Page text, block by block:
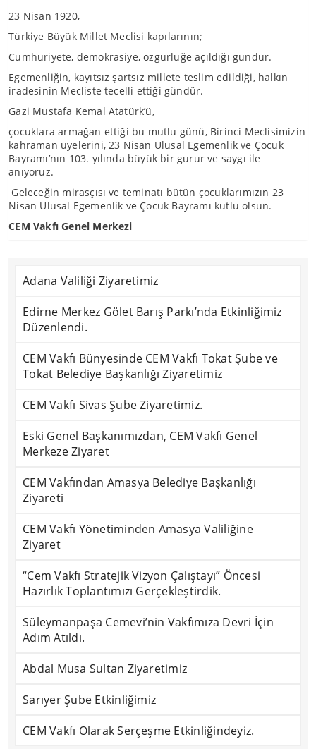
23 Nisan 1920,
Türkiye Büyük Millet Meclisi kapılarının;
Cumhuriyete, demokrasiye, özgürlüğe açıldığı gündür.
Egemenliğin, kayıtsız şartsız millete teslim edildiği, halkın
iradesinin Mecliste tecelli ettiği gündür.
Gazi Mustafa Kemal Atatürk’ü,
çocuklara armağan ettiği bu mutlu günü, Birinci Meclisimizin
kahraman üyelerini, 23 Nisan Ulusal Egemenlik ve Çocuk
Bayramı’nın 103. yılında büyük bir gurur ve saygı ile
anıyoruz.
Geleceğin mirasçısı ve teminatı bütün çocuklarımızın 23
Nisan Ulusal Egemenlik ve Çocuk Bayramı kutlu olsun.
CEM Vakfı Genel Merkezi
Adana Valiliği Ziyaretimiz
Edirne Merkez Gölet Barış Parkı’nda Etkinliğimiz
Düzenlendi.
CEM Vakfı Bünyesinde CEM Vakfı Tokat Şube ve
Tokat Belediye Başkanlığı Ziyaretimiz
CEM Vakfı Sivas Şube Ziyaretimiz.
Eski Genel Başkanımızdan, CEM Vakfı Genel
Merkeze Ziyaret
CEM Vakfından Amasya Belediye Başkanlığı
Ziyareti
CEM Vakfı Yönetiminden Amasya Valiliğine
Ziyaret
“Cem Vakfı Stratejik Vizyon Çalıştayı” Öncesi
Hazırlık Toplantımızı Gerçekleştirdik.
Süleymanpaşa Cemevi’nin Vakfımıza Devri İçin
Adım Atıldı.
Abdal Musa Sultan Ziyaretimiz
Sarıyer Şube Etkinliğimiz
CEM Vakfı Olarak Serçeşme Etkinliğindeyiz.